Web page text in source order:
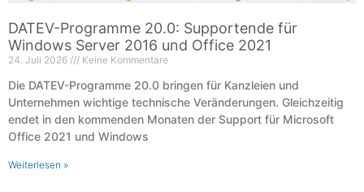
DATEV-Programme 20.0: Supportende für
Windows Server 2016 und Office 2021
24. Juli 2026 Keine Kommentare
Die DATEV-Programme 20.0 bringen für Kanzleien und
Unternehmen wichtige technische Veränderungen. Gleichzeitig
endet in den kommenden Monaten der Support für Microsoft
Office 2021 und Windows
Weiterlesen »